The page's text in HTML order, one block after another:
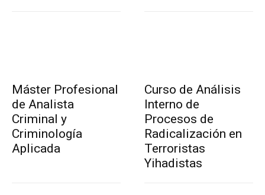
Máster Profesional
de Analista
Criminal y
Criminología
Aplicada
Curso de Análisis
Interno de
Procesos de
Radicalización en
Terroristas
Yihadistas